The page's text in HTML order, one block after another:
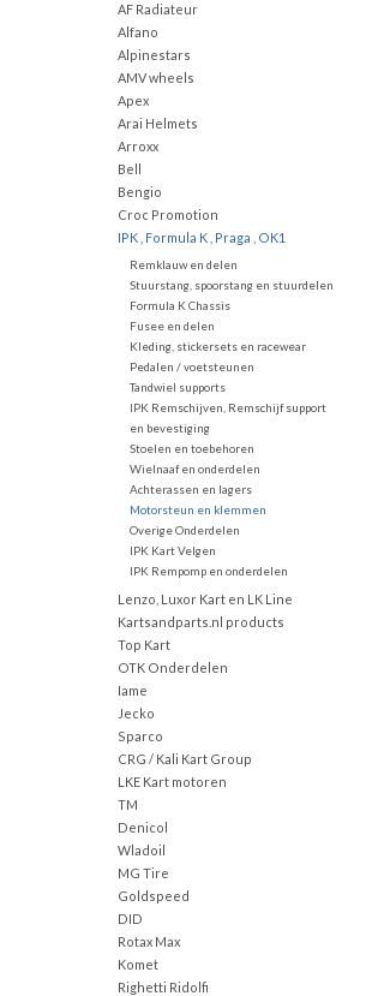
AF Radiateur
Alfano
Alpinestars
AMV wheels
Apex
Arai Helmets
Arroxx
Bell
Bengio
Croc Promotion
IPK , Formula K , Praga , OK1
Remklauw en delen
Stuurstang, spoorstang en stuurdelen
Formula K Chassis
Fusee en delen
Kleding, stickersets en racewear
Pedalen / voetsteunen
Tandwiel supports
IPK Remschijven, Remschijf support
en bevestiging
Stoelen en toebehoren
Wielnaaf en onderdelen
Achterassen en lagers
Motorsteun en klemmen
Overige Onderdelen
IPK Kart Velgen
IPK Rempomp en onderdelen
Lenzo, Luxor Kart en LK Line
Kartsandparts.nl products
Top Kart
OTK Onderdelen
Iame
Jecko
Sparco
CRG / Kali Kart Group
LKE Kart motoren
TM
Denicol
Wladoil
MG Tire
Goldspeed
DID
Rotax Max
Komet
Righetti Ridolfi